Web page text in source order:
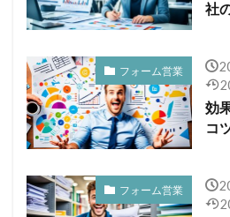
社
フォーム営業
効
コ
フォーム営業